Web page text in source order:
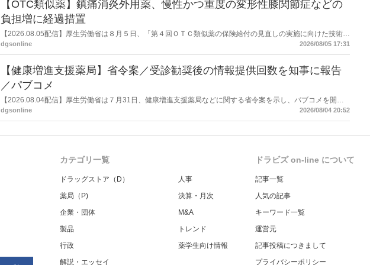
【OTC類似薬】鎮痛消炎外用薬、慢性かつ重度の変形性膝関節症などの
負担増に経過措置
【2026.08.05配信】厚生労働省は８月５日、「第４回ＯＴＣ類似薬の保険給付の見直しの実施に向けた技術的
検討会」を開催。「中間とりまとめ（案）」を提示し了承した。今後、社会保障審議会医療保険部会等に報告
dgsonline 2026/08/05 17:31
【健康増進支援薬局】省令案／受診勧奨後の情報提供回数を知事に報告
／パブコメ
【2026.08.04配信】厚生労働省は７月31日、健康増進支援薬局などに関する省令案を示し、パブコメを開始
した。受診勧奨を行った後に、当該医療機関や連携機関に対して、利用者の相談内容や薬剤及び医薬品に関す
dgsonline 2026/08/04 20:52
カテゴリ一覧
ドラッグストア（D）
薬局（P)
企業・団体
製品
行政
解説・エッセイ
人事
決算・月次
M&A
トレンド
薬学生向け情報
ドラビズ on-line について
記事一覧
人気の記事
キーワード一覧
運営元
記事投稿につきまして
プライバシーポリシー